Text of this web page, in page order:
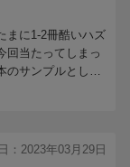
まに1-2冊酷いハズ
回当たってしまっ
サンプルとして
：2023年03月29日